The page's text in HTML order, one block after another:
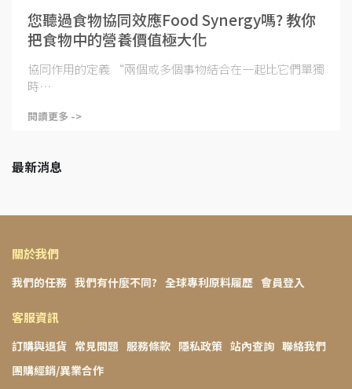
您聽過食物協同效應Food Synergy嗎? 教你
把食物中的營養價值極大化
協同作用的定義 “兩個或多個事物結合在一起比它們單獨
時⋯
閱讀更多 ->
最新消息
關於我們
我們的任務 我們有什麼不同? 全球專利原料履歷 會員登入
客服資訊
訂購與退貨 常見問題 服務條款 隱私政策 站內查詢 聯絡我們
團購經銷/異業合作